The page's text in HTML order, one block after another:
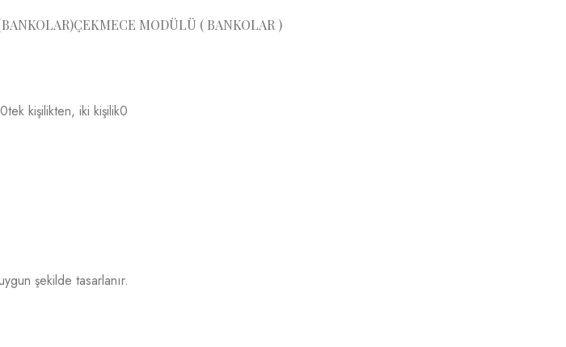
ÇEKMECE MODÜLÜ ( BANKOLAR )
kişilikten, iki kişilik0
şekilde tasarlanır.